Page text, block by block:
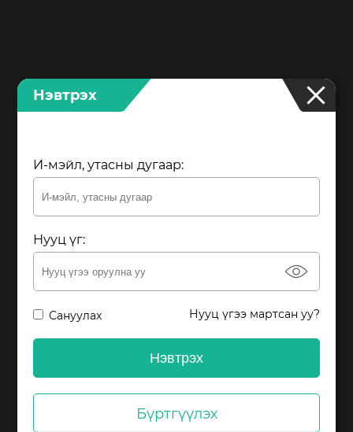
Та гар утсаараа
хандаж байгаа бол аппликэйшн
татаж ашиглана уу.
Нэвтрэх
И-мэйл, утасны дугаар
Нууц үг
eye
Нууц үгээ мартсан уу?
Сануулах
Бүртгүүлэх